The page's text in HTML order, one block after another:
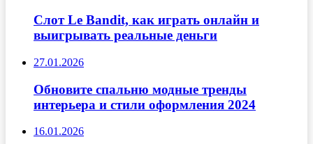
Слот Le Bandit, как играть онлайн и
выигрывать реальные деньги
27.01.2026
Обновите спальню модные тренды
интерьера и стили оформления 2024
16.01.2026